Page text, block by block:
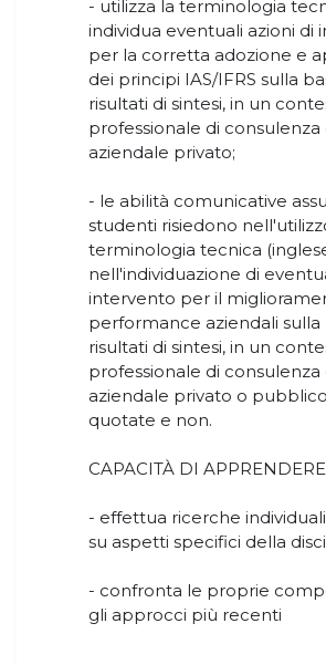
- utilizza la terminologia
individua eventuali azioni di
per la corretta adozione e
dei principi IAS/IFRS sulla
risultati di sintesi, in un
professionale di consulenza
aziendale privato;
- le abilità comunicative
studenti risiedono
terminologia tecnica
nell'individuazione di
intervento per il
performance aziendali sulla
risultati di sintesi, in un
professionale di consulenza
aziendale privato o
quotate e non.
CAPACITÀ DI APPRENDERE
- effettua ricerche
su aspetti specifici della
- confronta le proprie
gli approcci più recenti